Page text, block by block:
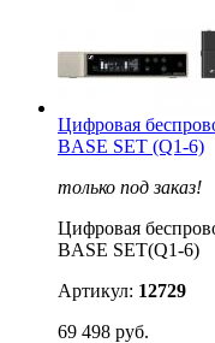
Цифровая
BASE SET (Q1-6)
только под заказ!
Цифровая
BASE SET(Q1-6)
Артикул: 12729
69 498 руб.